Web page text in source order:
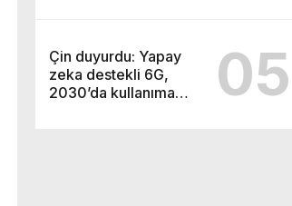
Çin duyurdu: Yapay
zeka destekli 6G,
2030’da kullanıma
05